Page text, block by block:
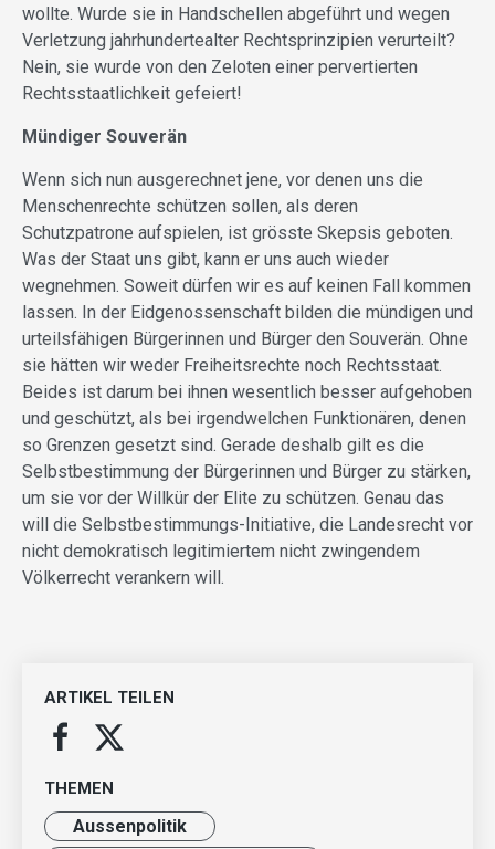
wollte. Wurde sie in Handschellen abgeführt und wegen
Verletzung jahrhundertealter Rechtsprinzipien verurteilt?
Nein, sie wurde von den Zeloten einer pervertierten
Rechtsstaatlichkeit gefeiert!
Mündiger Souverän
Wenn sich nun ausgerechnet jene, vor denen uns die
Menschenrechte schützen sollen, als deren
Schutzpatrone aufspielen, ist grösste Skepsis geboten.
Was der Staat uns gibt, kann er uns auch wieder
wegnehmen. Soweit dürfen wir es auf keinen Fall kommen
lassen. In der Eidgenossenschaft bilden die mündigen und
urteilsfähigen Bürgerinnen und Bürger den Souverän. Ohne
sie hätten wir weder Freiheitsrechte noch Rechtsstaat.
Beides ist darum bei ihnen wesentlich besser aufgehoben
und geschützt, als bei irgendwelchen Funktionären, denen
so Grenzen gesetzt sind. Gerade deshalb gilt es die
Selbstbestimmung der Bürgerinnen und Bürger zu stärken,
um sie vor der Willkür der Elite zu schützen. Genau das
will die Selbstbestimmungs-Initiative, die Landesrecht vor
nicht demokratisch legitimiertem nicht zwingendem
Völkerrecht verankern will.
ARTIKEL TEILEN
THEMEN
Aussenpolitik